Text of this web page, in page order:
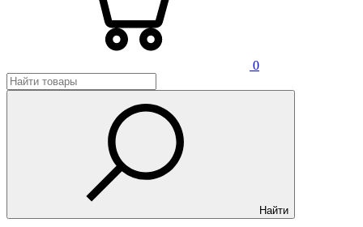
0
Найти